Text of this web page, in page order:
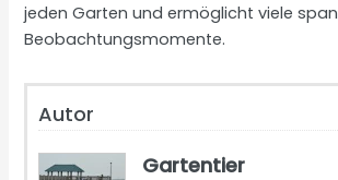
jeden Garten und ermöglicht viele
Beobachtungsmomente.
Autor
Gartentier